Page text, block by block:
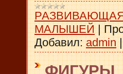
МАЛЫШЕЙ |
Добавил: admin